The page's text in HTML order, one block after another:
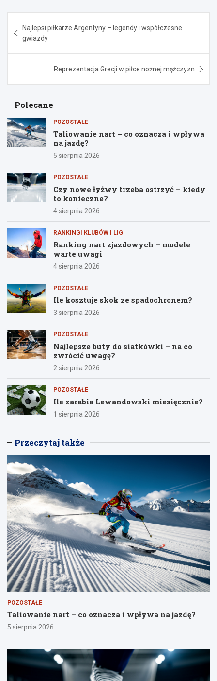
wpisu
Najlepsi piłkarze Argentyny – legendy i współczesne
gwiazdy
Reprezentacja Grecji w piłce nożnej mężczyzn
Polecane
POZOSTAŁE
Taliowanie nart – co oznacza i wpływa
na jazdę?
5 sierpnia 2026
POZOSTAŁE
Czy nowe łyżwy trzeba ostrzyć – kiedy
to konieczne?
4 sierpnia 2026
RANKINGI KLUBÓW I LIG
Ranking nart zjazdowych – modele
warte uwagi
4 sierpnia 2026
POZOSTAŁE
Ile kosztuje skok ze spadochronem?
3 sierpnia 2026
POZOSTAŁE
Najlepsze buty do siatkówki – na co
zwrócić uwagę?
2 sierpnia 2026
POZOSTAŁE
Ile zarabia Lewandowski miesięcznie?
1 sierpnia 2026
Przeczytaj także
POZOSTAŁE
Taliowanie nart – co oznacza i wpływa na jazdę?
5 sierpnia 2026